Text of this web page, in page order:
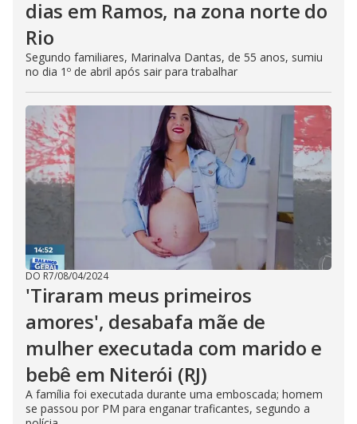
dias em Ramos, na zona norte do
Rio
Segundo familiares, Marinalva Dantas, de 55 anos, sumiu
no dia 1º de abril após sair para trabalhar
DO R7/08/04/2024
'Tiraram meus primeiros
amores', desabafa mãe de
mulher executada com marido e
bebê em Niterói (RJ)
A família foi executada durante uma emboscada; homem
se passou por PM para enganar traficantes, segundo a